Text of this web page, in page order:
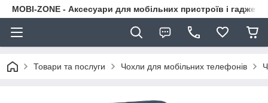
MOBI-ZONE - Аксесуари для мобільних пристроїв і гаджети
Товари та послуги Чохли для мобільних телефонів